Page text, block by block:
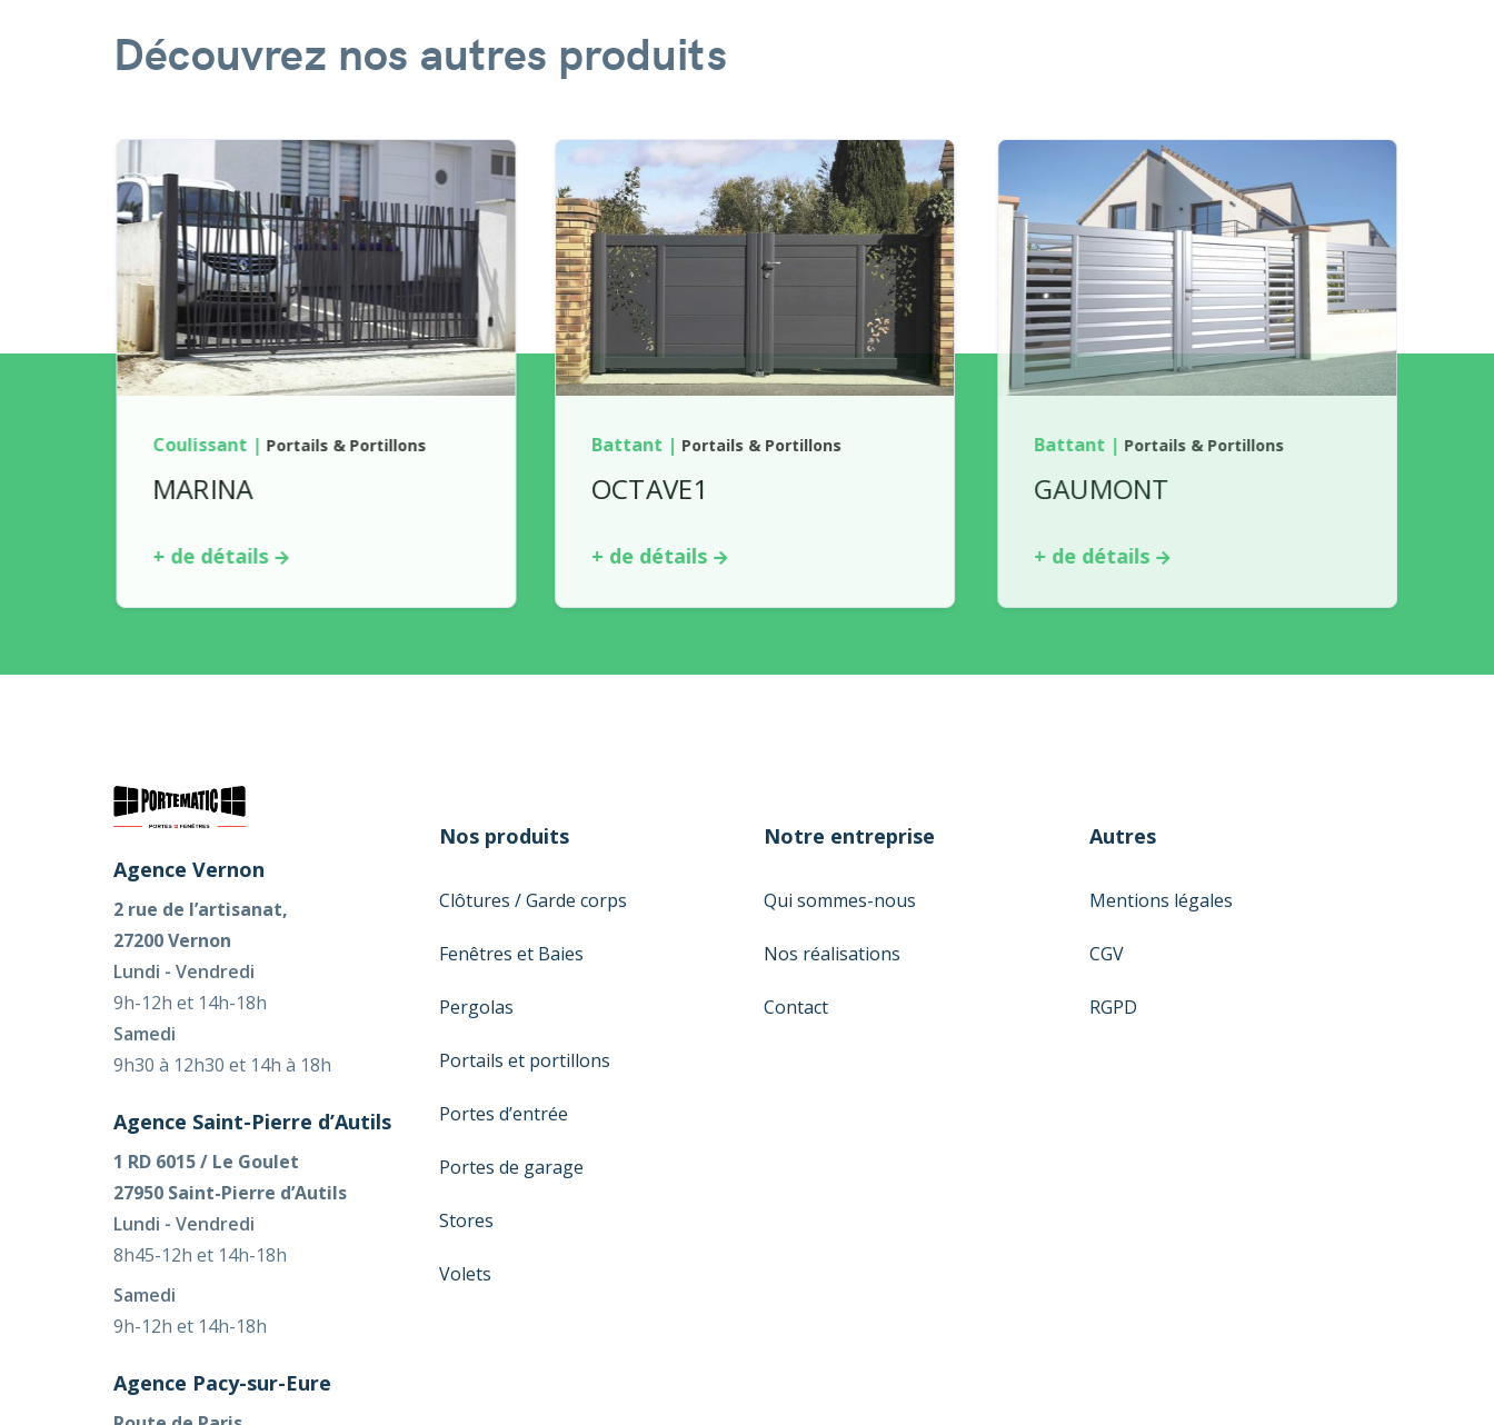
Découvrez nos autres produits
Coulissant| Portails & Portillons
MARINA
+ de détails
Battant| Portails & Portillons
OCTAVE1
+ de détails
Battant| Portails & Portillons
GAUMONT
+ de détails
Agence Vernon
2 rue de l’artisanat,
27200 Vernon
Lundi - Vendredi
9h-12h et 14h-18h
Samedi
9h30 à 12h30 et 14h à 18h
Agence Saint-Pierre d’Autils
1 RD 6015 / Le Goulet
27950 Saint-Pierre d’Autils
Lundi - Vendredi
8h45-12h et 14h-18h
Samedi
9h-12h et 14h-18h
Agence Pacy-sur-Eure
Nos produits
Clôtures / Garde corps
Fenêtres et Baies
Pergolas
Portails et portillons
Portes d’entrée
Portes de garage
Stores
Volets
Notre entreprise
Qui sommes-nous
Nos réalisations
Contact
Autres
Mentions légales
CGV
RGPD